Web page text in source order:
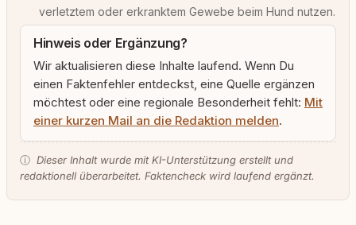
verletztem oder erkranktem Gewebe beim Hund nutzen.
Hinweis oder Ergänzung?
Wir aktualisieren diese Inhalte laufend. Wenn Du
einen Faktenfehler entdeckst, eine Quelle ergänzen
möchtest oder eine regionale Besonderheit fehlt: Mit
einer kurzen Mail an die Redaktion melden.
ⓘ Dieser Inhalt wurde mit KI-Unterstützung erstellt und
redaktionell überarbeitet. Faktencheck wird laufend ergänzt.